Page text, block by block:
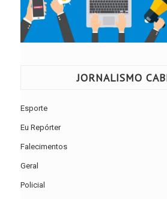
JORNALISMO
Esporte
Eu Repórter
Falecimentos
Geral
Policial